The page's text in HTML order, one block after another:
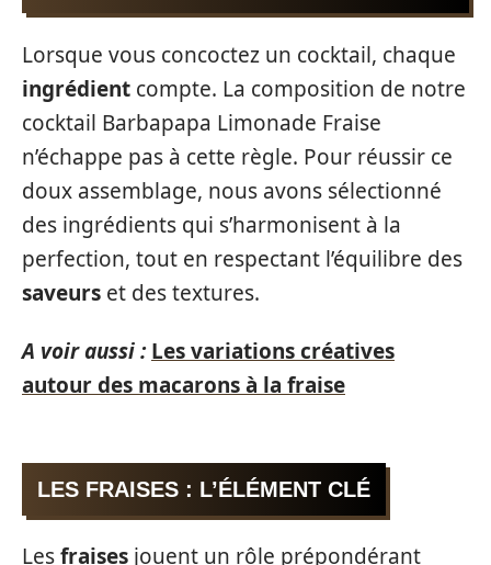
Lorsque vous concoctez un cocktail, chaque
ingrédient compte. La composition de notre
cocktail Barbapapa Limonade Fraise
n’échappe pas à cette règle. Pour réussir ce
doux assemblage, nous avons sélectionné
des ingrédients qui s’harmonisent à la
perfection, tout en respectant l’équilibre des
saveurs et des textures.
A voir aussi : Les variations créatives
autour des macarons à la fraise
LES FRAISES : L’ÉLÉMENT CLÉ
Lesfraises jouent un rôle prépondérant